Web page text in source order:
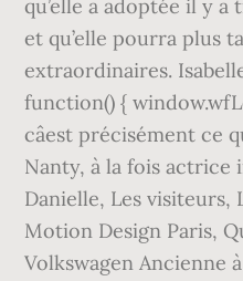
qu’elle a adoptée il y a
et qu’elle pourra plus
extraordinaires.
function() {
câest précisément
Nanty, à la fois actrice
Danielle, Les visiteurs,
Motion Design Paris,
Volkswagen Ancienne